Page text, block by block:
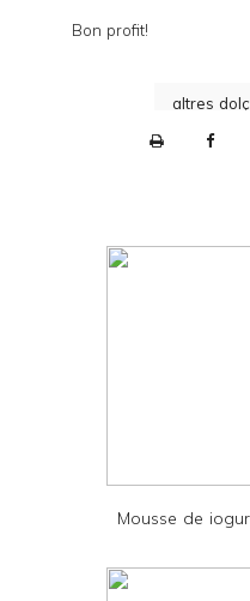
Bon profit!
altres
n
d
Mousse de